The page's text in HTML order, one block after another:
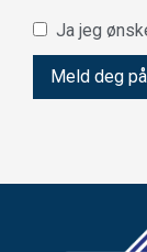
Ja jeg